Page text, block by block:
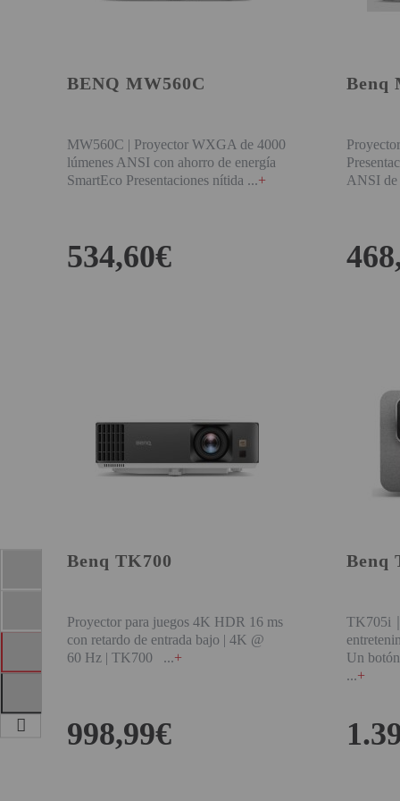
PROYECTOR 3D
PROYECTOR CON TDT
PROYECTOR DE TIRO
MUNDIAL 2026
PROYECTOR PARA FUTBOL
REACONDICIONADOS
SUPER OFERTAS
¿QUÉ MODELO NECESITO?
OFERTAS DESTACADAS
PANTALLAS DE
PROYECCIÓN
BENQ MW560C
MW560C | Proyector WXGA de 4000
lúmenes ANSI con ahorro de energía
SmartEco Presentaciones nítida
+
534,60€
Benq
ANSI
Benq TK700
Proyector para juegos 4K HDR 16 ms
con retardo de entrada bajo | 4K @
60 Hz | TK700
+
998,99€
Benq
TK705i
Un
+